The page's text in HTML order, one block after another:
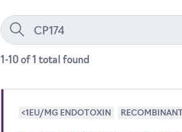
1-10 of 1 total found
<1EU/MG ENDOTOXIN RECOMBINANT